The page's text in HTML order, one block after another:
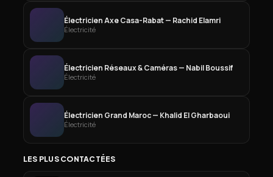
Électricien Axe Casa-Rabat — Rachid Elamri
Électricité
Électricien Réseaux & Caméras — Nabil Boussif
Électricité
Électricien Grand Maroc — Khalid El Gharbaoui
Électricité
LES PLUS CONTACTÉES